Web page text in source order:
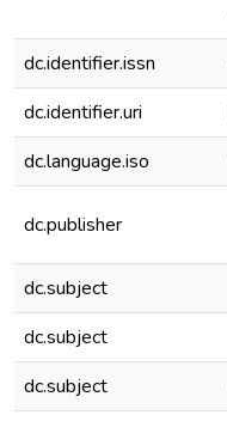
dc.identifier.issn
dc.identifier.uri
dc.language.iso
dc.publisher
dc.subject
dc.subject
dc.subject